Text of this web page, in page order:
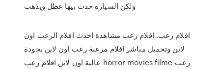
ولكن السيارة حدث بيها عطل ويذهب
افلام رعب. افلام رعب مشاهدة احدث افلام الرعب اون
لاين وتحميل مباشر افلام مرعبة رعب اون لاين بجودة
عالية اون لاين افلام رعب horror movies filme رعب